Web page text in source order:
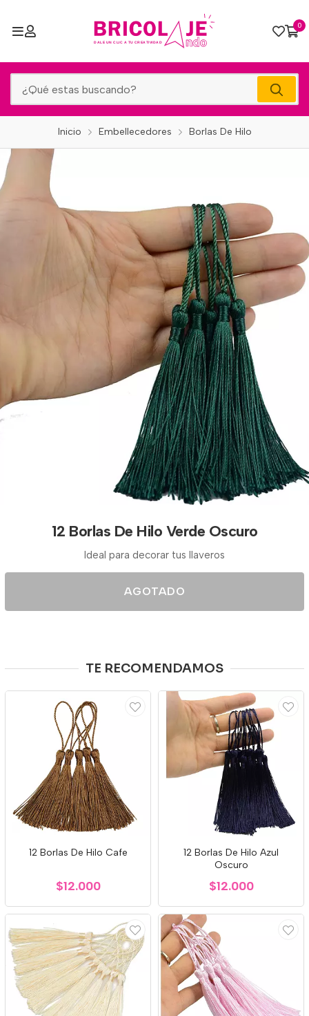
0
Inicio Embellecedores Borlas De Hilo
12 Borlas De Hilo Verde Oscuro
Ideal para decorar tus llaveros
AGOTADO
TE RECOMENDAMOS
12 Borlas De Hilo Cafe
$12.000
12 Borlas De Hilo Azul
Oscuro
$12.000